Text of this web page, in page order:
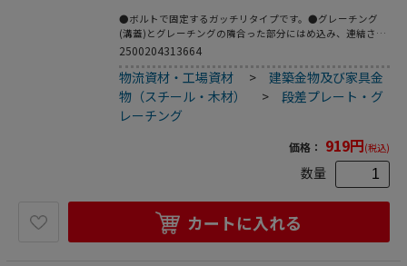
●ボルトで固定するガッチリタイプです。●グレーチング
(溝蓋)とグレーチングの隣合った部分にはめ込み、連結させ
る事で、衝撃による跳ね上げ事故を防いだり、グレーチング
M8●L(mm)：95●T(mm)：2●適用の高さ(mm)：60～
75●W1(mm)：15●材質：ステンレス(SUS304)●仕上げ：
バレル研磨仕上げ
2500204313664
物流資材・工場資材 >建築金物及び家具金
物（スチール・木材）
>段差プレート・グ
レーチング
価格： 919円(税込)
数量
カートに入れる